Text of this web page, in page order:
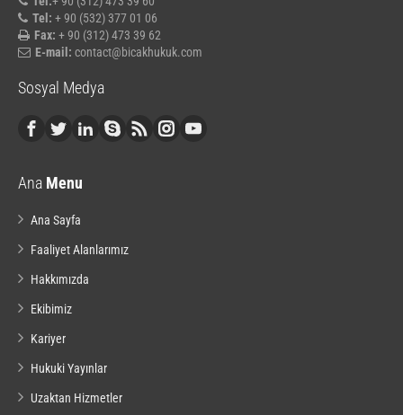
Tel: + 90 (532) 377 01 06
Fax: + 90 (312) 473 39 62
E-mail: contact@bicakhukuk.com
Sosyal Medya
Ana Menu
Ana Sayfa
Faaliyet Alanlarımız
Hakkımızda
Ekibimiz
Kariyer
Hukuki Yayınlar
Uzaktan Hizmetler